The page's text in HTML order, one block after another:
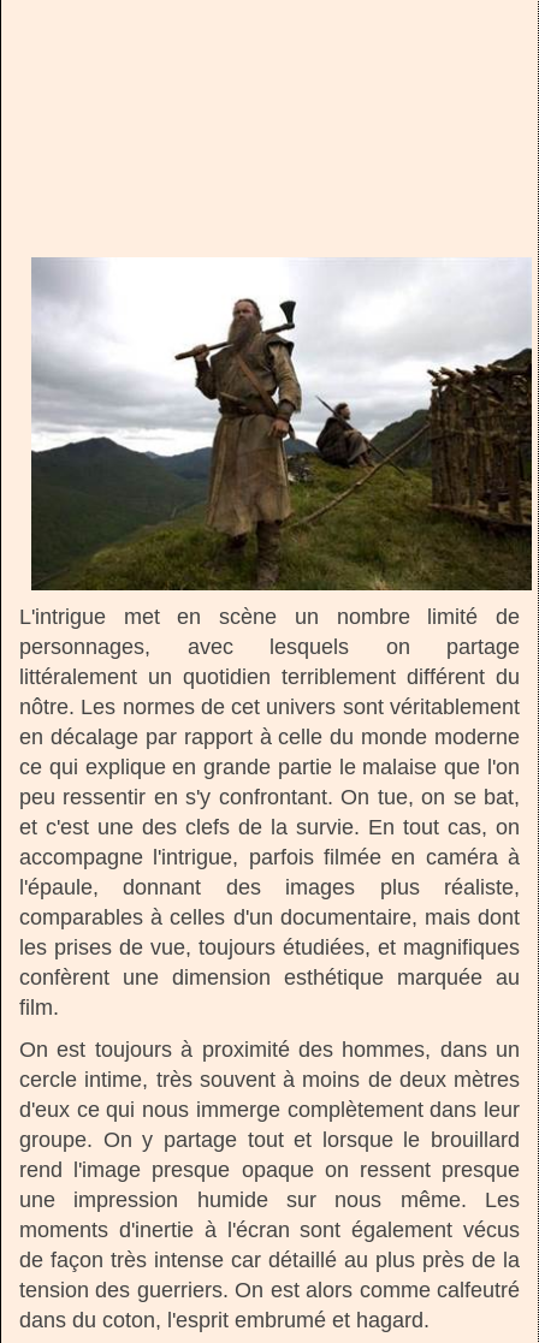
L'intrigue met en scène un nombre limité de
personnages, avec lesquels on partage
littéralement un quotidien terriblement différent du
nôtre. Les normes de cet univers sont véritablement
en décalage par rapport à celle du monde moderne
ce qui explique en grande partie le malaise que l'on
peu ressentir en s'y confrontant. On tue, on se bat,
et c'est une des clefs de la survie. En tout cas, on
accompagne l'intrigue, parfois filmée en caméra à
l'épaule, donnant des images plus réaliste,
comparables à celles d'un documentaire, mais dont
les prises de vue, toujours étudiées, et magnifiques
confèrent une dimension esthétique marquée au
film.
On est toujours à proximité des hommes, dans un
cercle intime, très souvent à moins de deux mètres
d'eux ce qui nous immerge complètement dans leur
groupe. On y partage tout et lorsque le brouillard
rend l'image presque opaque on ressent presque
une impression humide sur nous même. Les
moments d'inertie à l'écran sont également vécus
de façon très intense car détaillé au plus près de la
tension des guerriers. On est alors comme calfeutré
dans du coton, l'esprit embrumé et hagard.